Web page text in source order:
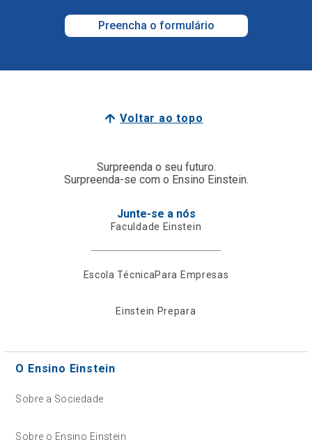
Preencha o formulário
Voltar ao topo
Surpreenda o seu futuro.
Surpreenda-se com o Ensino Einstein.
Junte-se a nós
Faculdade Einstein
Escola TécnicaPara Empresas
Einstein Prepara
O Ensino Einstein
Sobre a Sociedade
Sobre o Ensino Einstein